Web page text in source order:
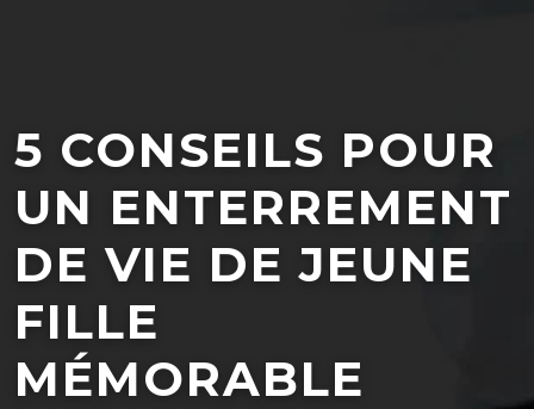
5 CONSEILS POUR
UN ENTERREMENT
DE VIE DE JEUNE
FILLE
MÉMORABLE